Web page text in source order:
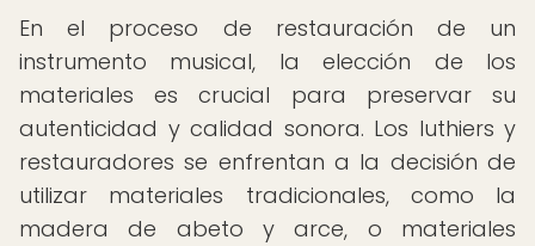
En el proceso de restauración de un
instrumento musical, la elección de los
materiales es crucial para preservar su
autenticidad y calidad sonora. Los luthiers y
restauradores se enfrentan a la decisión de
utilizar materiales tradicionales, como la
madera de abeto y arce, o materiales